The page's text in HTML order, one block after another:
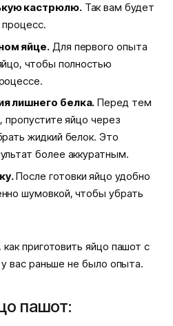
кастрюлю.Так вам будет
процесс.
яйце.Для первого опыта
чтобы полностью
лишнего белка. Перед тем
пропустите яйцо через
жидкий белок. Это
более аккуратным.
После готовки яйцо удобно
шумовкой, чтобы убрать
приготовить яйцо пашот с
вас раньше не было опыта.
пашот: